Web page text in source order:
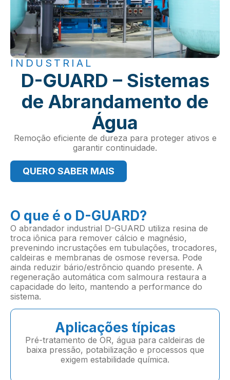
INDUSTRIAL
D-GUARD – Sistemas
de Abrandamento de
Água
Remoção eficiente de dureza para proteger ativos e
garantir continuidade.
QUERO SABER MAIS
O que é o D-GUARD?
O abrandador industrial D-GUARD utiliza resina de
troca iônica para remover cálcio e magnésio,
prevenindo incrustações em tubulações, trocadores,
caldeiras e membranas de osmose reversa. Pode
ainda reduzir bário/estrôncio quando presente. A
regeneração automática com salmoura restaura a
capacidade do leito, mantendo a performance do
sistema.
Aplicações típicas
Pré-tratamento de OR, água para caldeiras de
baixa pressão, potabilização e processos que
exigem estabilidade química.